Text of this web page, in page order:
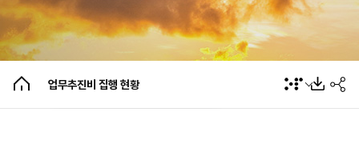
업무추진비 집행 현황
부패공직자 징계 운영현황 공개
업무추진비 집행 현황
청렴시민감사관 현황
청렴·감사 활동